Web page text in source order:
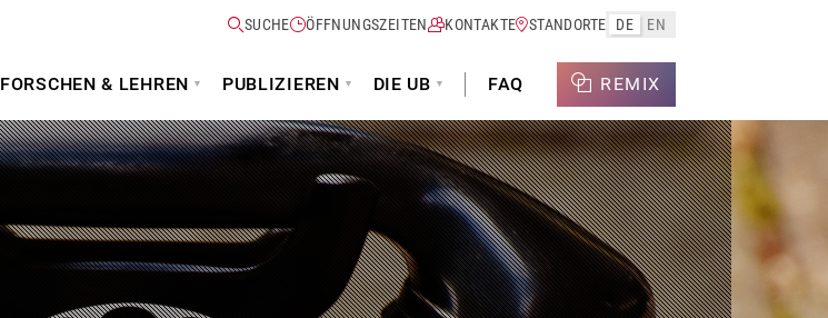
SUCHE ÖFFNUNGSZEITEN KONTAKTE STANDORTE DE EN
FORSCHEN & LEHREN PUBLIZIEREN DIE UB FAQ REMIX